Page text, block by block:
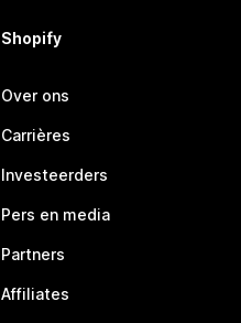
Shopify
Over ons
Carrières
Investeerders
Pers en media
Partners
Affiliates